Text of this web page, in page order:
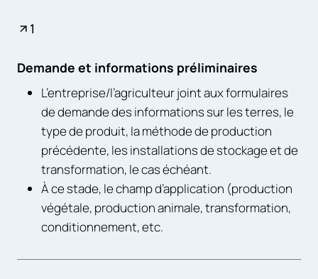
1
Demande et informations préliminaires
L’entreprise/l’agriculteur joint aux formulaires
de demande des informations sur les terres, le
type de produit, la méthode de production
précédente, les installations de stockage et de
transformation, le cas échéant.
À ce stade, le champ d’application (production
végétale, production animale, transformation,
conditionnement, etc.